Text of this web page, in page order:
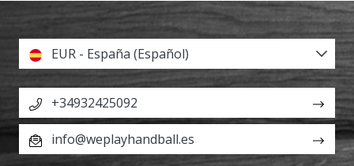
EUR - España (Español)
+34932425092
info@weplayhandball.es